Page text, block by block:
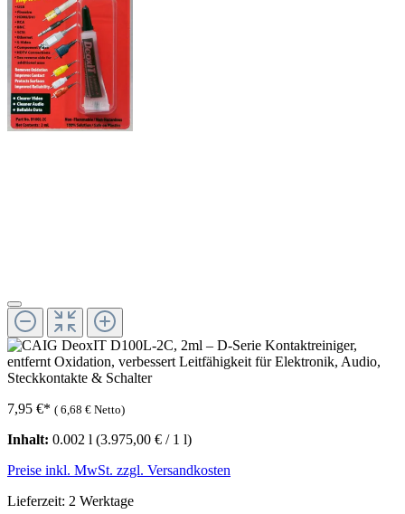
7,95 €* ( 6,68 € Netto)
Inhalt: 0.002 l (3.975,00 € / 1 l)
Preise inkl. MwSt. zzgl. Versandkosten
Lieferzeit: 2 Werktage